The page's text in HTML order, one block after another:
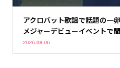
アクロバット歌謡で話題の一
メジャーデビューイベントで
2026.08.06